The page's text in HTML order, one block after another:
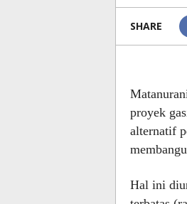
SHARE
proyek
alternatif
Hal ini